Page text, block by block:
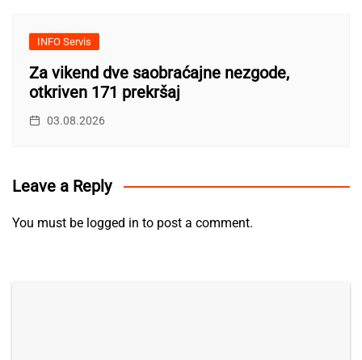
INFO Servis
Za vikend dve saobraćajne nezgode,
otkriven 171 prekršaj
03.08.2026
Leave a Reply
You must be logged in to post a comment.